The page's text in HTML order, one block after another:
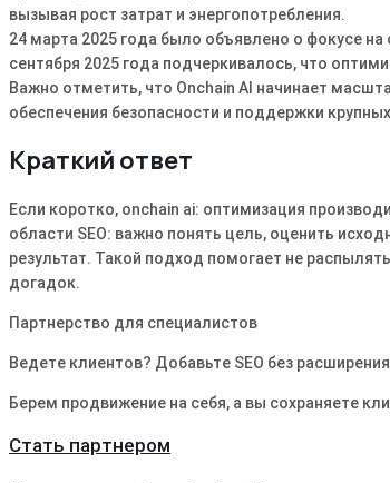
вызывая рост затрат и энергопотребления.
24 марта 2025 года было объявлено о фокусе
сентября 2025 года подчеркивалось, что
Важно отметить, что Onchain AI начинает
обеспечения безопасности и поддержки
Краткий ответ
Если коротко, onchain ai: оптимизация
области SEO: важно понять цель, оценить
результат. Такой подход помогает не
догадок.
Партнерство для специалистов
Ведете клиентов? Добавьте SEO без
Берем продвижение на себя, а вы сохраняете
Стать партнером